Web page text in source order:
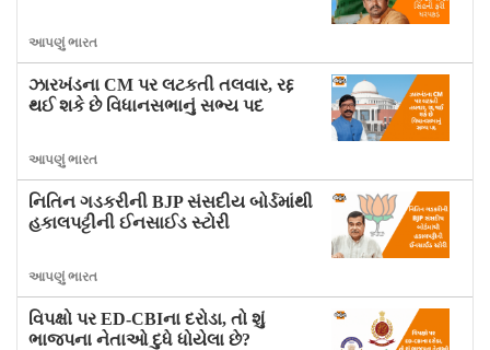
આપણું ભારત
ઝારખંડના CM પર લટકતી તલવાર, રદ્દ
થઈ શકે છે વિધાનસભાનું સભ્ય પદ
આપણું ભારત
નિતિન ગડકરીની BJP સંસદીય બોર્ડમાંથી
હકાલપટ્ટીની ઈનસાઈડ સ્ટોરી
આપણું ભારત
વિપક્ષો પર ED-CBIના દરોડા, તો શું
ભાજપના નેતાઓ દુધે ધોયેલા છે?